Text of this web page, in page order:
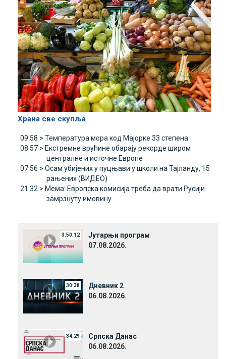
Храна све скупља
09:58 > Температура мора код Мајорке 33 степена
08:57 > Екстремне врућине обарају рекорде широм
централне и источне Европе
07:56 > Осам убијених у пуцњави у школи на Тајланду, 15
рањених (ВИДЕО)
21:32 > Мема: Европска комисија треба да врати Русији
замрзнуту имовину
3:50:12
Јутарњи програм
07.08.2026.
30:38
Дневник 2
06.08.2026.
34:29
Српска Данас
06.08.2026.